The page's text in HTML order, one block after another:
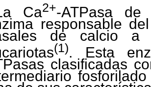
Ca2+-ATPasa
responsable
de calcio
(1). Esta
clasificadas